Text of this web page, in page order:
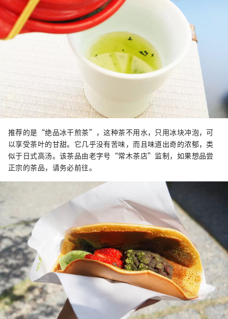
推荐的是“绝品冰干煎茶”，这种茶不用水，只用冰块冲泡，可
以享受茶叶的甘甜。它几乎没有苦味，而且味道出奇的浓郁，类
似于日式高汤。该茶品由老字号“常木茶店”监制，如果想品尝
正宗的茶品，请务必前往。